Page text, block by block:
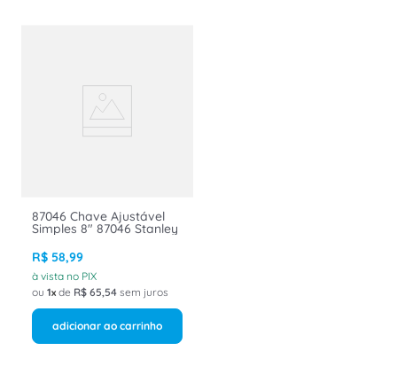
87046 Chave Ajustável
Simples 8" 87046 Stanley
R$ 58,99
à vista no PIX
ou 1 de R$ 65,54 sem juros
adicionar ao carrinho